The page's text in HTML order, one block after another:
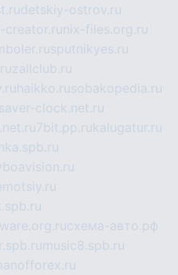
detskiy-ostrov.ru
creator.ru nix-files.org.ru
sputnikyes.ru
zallclub.ru
haikko.rusobakopedia.ru
clock.net.ru
7bit.pp.rukalugatur.ru
схема-авто.рф
music8.spb.ru